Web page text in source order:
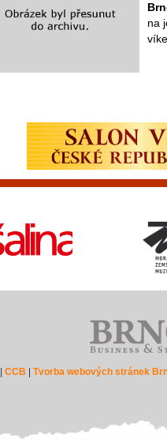
na
CCB Tvorba webových stránek